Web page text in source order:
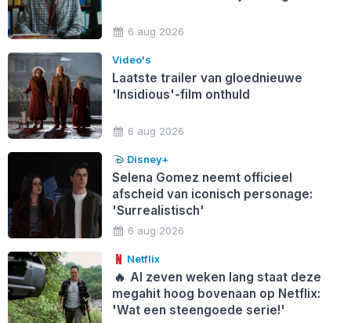
6 aug 2026
Video's
Laatste trailer van gloednieuwe
'Insidious'-film onthuld
6 aug 2026
Disney+
Selena Gomez neemt officieel
afscheid van iconisch personage:
'Surrealistisch'
6 aug 2026
Netflix
🔥 Al zeven weken lang staat deze
megahit hoog bovenaan op Netflix:
'Wat een steengoede serie!'